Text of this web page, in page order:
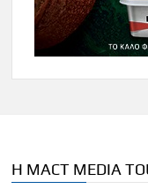
Η MACT MEDIA